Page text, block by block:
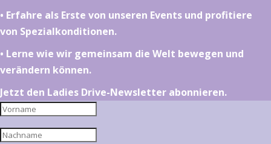
•⁠ ⁠⁠Erfahre als Erste von unseren Events und profitiere
von Spezialkonditionen.
•⁠ ⁠⁠Lerne wie wir gemeinsam die Welt bewegen und
verändern können.
Jetzt den Ladies Drive-Newsletter abonnieren.